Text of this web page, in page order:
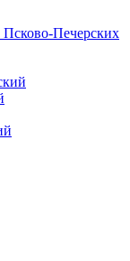
Печерских